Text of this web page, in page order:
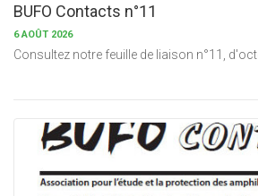
BUFO Contacts n°11
6 AOÛT 2026
Consultez notre feuille de liaison n°11,